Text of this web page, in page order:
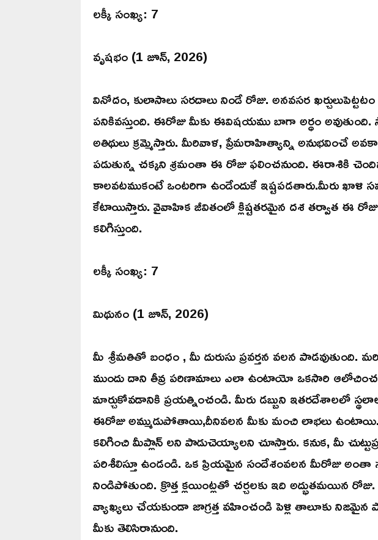
లక్కీ సంఖ్య: 7
వృషభం (1 జూన్, 2026)
వినోదం, కులాసాలు సరదాలు నిండే రోజు. అనవసర ఖర్చులుపెట్టటం
పనికివస్తుంది. ఈరోజు మీకు ఈవిషయము బాగా అర్ధం
అతిథులు క్రమ్మెస్తారు. మీరివాళ, ప్రేమరాహిత్యాన్ని అనుభవించే
పడుతున్న చక్కని శ్రమంతా ఈ రోజు ఫలించనుంది. ఈరాశికి
కాలవటముకంటే ఒంటరిగా ఉండేందుకే ఇష్టపడతారు.మీరు ఖాళి
కేటాయిస్తారు. వైవాహిక జీవితంలో క్లిష్టతరమైన దశ తర్వాత ఈ
కలిగిస్తుంది.
లక్కీ సంఖ్య: 7
మిథునం (1 జూన్, 2026)
మీ శ్రీమతితో బంధం , మీ దురుసు ప్రవర్తన వలన పాడవుతుంది.
ముందు దాని తీవ్ర పరిణామాలు ఎలా ఉంటాయో ఒకసారి
మార్చుకోవడానికి ప్రయత్నించండి. మీరు డబ్బుని ఇతరదేశాలలో
ఈరోజు అమ్ముడుపోతాయి,దీనివలన మీకు మంచి లాభలు
కలిగించి మీప్లాన్ లని పాడుచెయ్యాలని చూస్తారు. కనుక, మీ
పరిశీలిస్తూ ఉండండి. ఒక ప్రియమైన సందేశంవలన మీరోజు
నిండిపోతుంది. క్రొత్త క్లయింట్లతో చర్చలకు ఇది అద్భుతమయిన
వ్యాఖ్యలు చేయకుండా జాగ్రత్త వహించండి పెళ్లి తాలూకు
మీకు తెలిసిరానుంది.